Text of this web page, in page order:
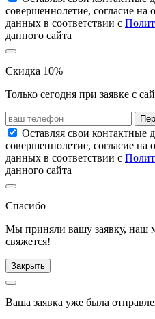
совершеннолетие, согласие на
данных в соответствии с
данного сайта
Скидка 10%
Только сегодня при заявке с
Оставляя свои контактные
совершеннолетие, согласие на
данных в соответствии с
данного сайта
Спасибо
Мы приняли вашу заявку, наш
свяжется!
Закрыть
Ваша заявка уже была